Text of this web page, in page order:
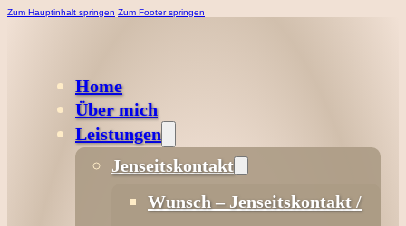
Zum Hauptinhalt springen Zum Footer springen
Home
Über mich
Leistungen
Jenseitskontakt
Wunsch – Jenseitskontakt /